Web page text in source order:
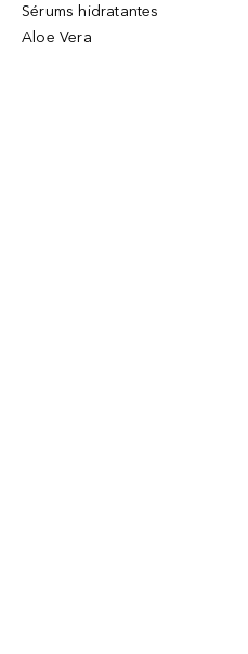
Sérums hidratantes
Aloe Vera